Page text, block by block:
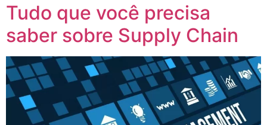
Tudo que você precisa
saber sobre Supply Chain